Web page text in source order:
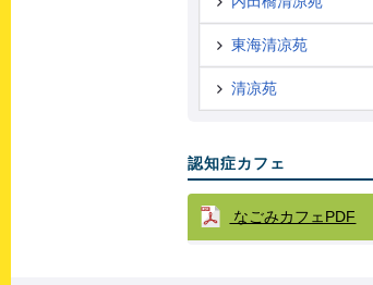
東海清凉苑
清凉苑
認知症カフェ
なごみカフェPDF